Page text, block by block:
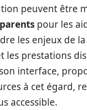
peuvent être
parents pour les
les enjeux de
les prestations
son interface,
à cet égard,
accessible.